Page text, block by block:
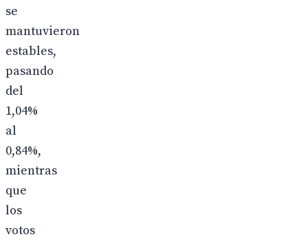
se
mantuvieron
estables,
pasando
del
1,04%
al
0,84%,
mientras
que
los
votos